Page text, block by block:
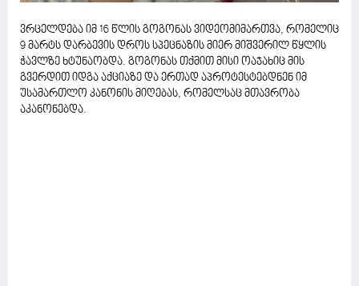
ვრცელდება იმ 16 წლის გოგონას ვიდეომიმართვა, რომელიც
9 მარტს დარბევის დროს სპეცნაზის მიერ მიშვერილ წყლის
ჭავლზე ხტუნაობდა. გოგონას თქმით მისი ოაჯახიც მის
გვერდით იდგა აქციაზე და ერთად აპროტესტებდნენ იმ
უსამართლო კანონის მიღებას, რომელსაც მთავრობა
აკანონებდა.